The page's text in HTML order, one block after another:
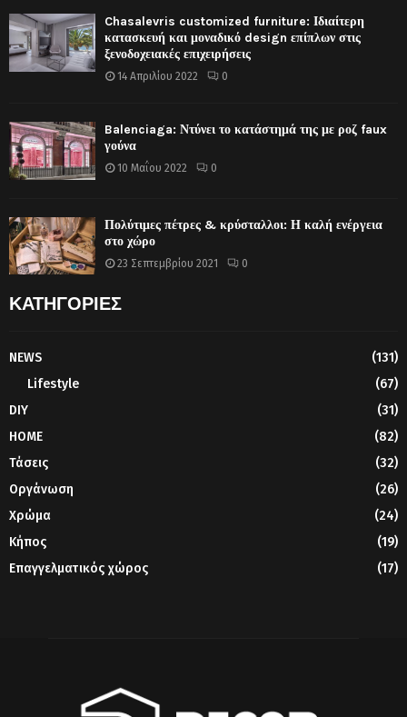
Chasalevris customized furniture: Ιδιαίτερη
κατασκευή και μοναδικό design επίπλων στις
ξενοδοχειακές επιχειρήσεις
14 Απριλίου 2022 0
Balenciaga: Ντύνει το κατάστημά της με ροζ faux
γούνα
10 Μαΐου 2022 0
Πολύτιμες πέτρες & κρύσταλλοι: Η καλή ενέργεια
στο χώρο
23 Σεπτεμβρίου 2021 0
ΚΑΤΗΓΟΡΙΕΣ
NEWS
(131)
Lifestyle
(67)
DIY
(31)
HOME
(82)
Τάσεις
(32)
Οργάνωση
(26)
Χρώμα
(24)
Κήπος
(19)
Επαγγελματικός χώρος
(17)